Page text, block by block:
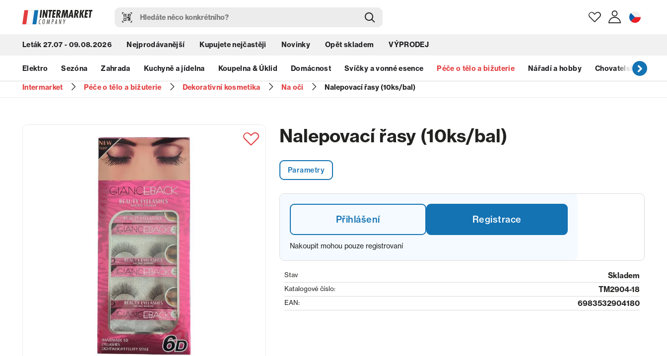
Leták 27.07 - 09.08.2026 Nejprodávanější Kupujete nejčastěji Novinky Opět skladem VÝPRODEJ
Elektro Sezóna Zahrada Kuchyně a jídelna Koupelna & Úklid Domácnost Svíčky a vonné esence Péče o tělo a bižuterie Nářadí a hobby Chovatelské
Intermarket Péče o tělo a bižuterie Dekorativní kosmetika Na oči Nalepovací řasy (10ks/bal)
Nalepovací řasy (10ks/bal)
Parametry
Přihlášení Registrace
Nakoupit mohou pouze registrovaní
Stav Skladem
Katalogové číslo: TM2904-18
EAN: 6983532904180